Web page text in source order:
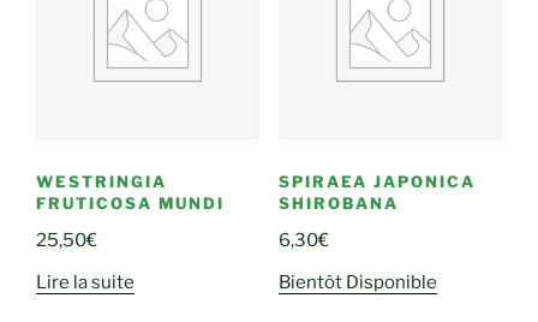
WESTRINGIA
FRUTICOSA MUNDI
25,50€
Lire la suite
SPIRAEA JAPONICA
SHIROBANA
6,30€
Bientôt Disponible